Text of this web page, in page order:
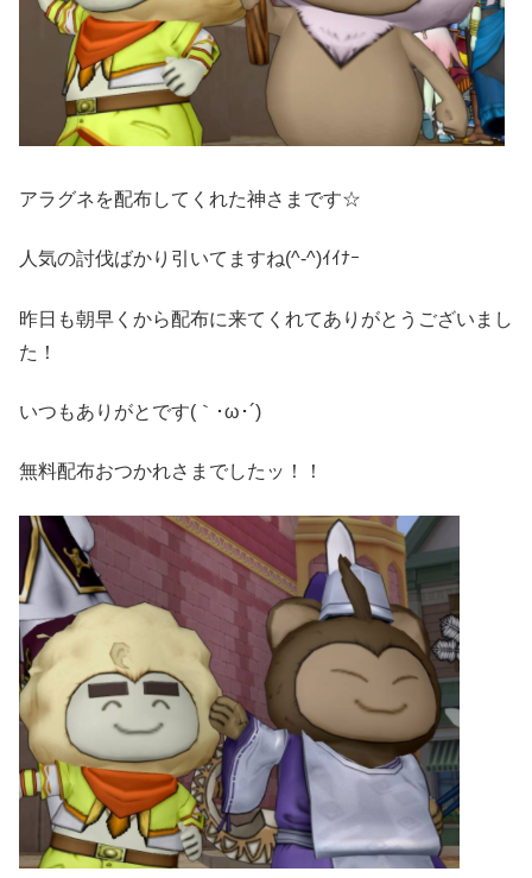
アラグネを配布してくれた神さまです☆
人気の討伐ばかり引いてますね(^-^)ｲｲﾅｰ
昨日も朝早くから配布に来てくれてありがとうございまし
た！
いつもありがとです(｀･ω･´)ゞ
無料配布おつかれさまでしたッ！！